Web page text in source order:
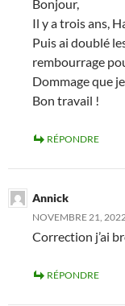
Bonjour,
Il y a trois ans,
Puis ai doublé
rembourrage
Dommage que
Bon travail !
RÉPONDRE
Annick
NOVEMBRE 21,
Correction j’ai
RÉPONDRE